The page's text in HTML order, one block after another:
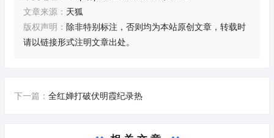
文章来源： 天狐
版权声明： 除非特别标注，否则均为本站原创文章，转载时
请以链接形式注明文章出处。
下一篇： 全红婵打破伏明霞纪录热